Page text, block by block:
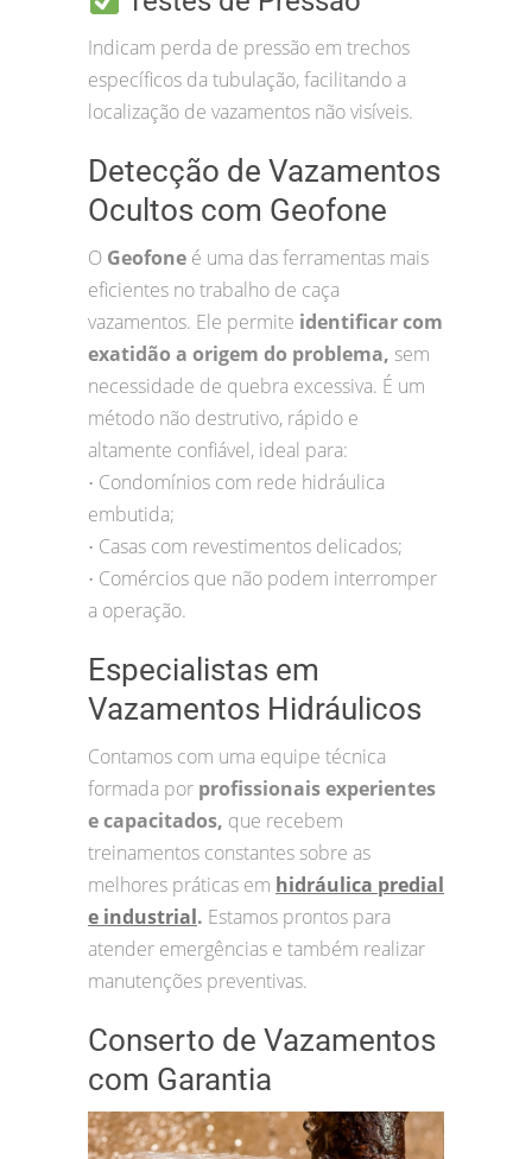
Indicam perda de pressão em trechos
específicos da tubulação, facilitando a
localização de vazamentos não visíveis.
Detecção de Vazamentos
Ocultos com Geofone
O Geofone é uma das ferramentas mais
eficientes no trabalho de caça
vazamentos. Ele permite identificar com
exatidão a origem do problema, sem
necessidade de quebra excessiva. É um
método não destrutivo, rápido e
altamente confiável, ideal para:
• Condomínios com rede hidráulica
embutida;
• Casas com revestimentos delicados;
• Comércios que não podem interromper
a operação.
Especialistas em
Vazamentos Hidráulicos
Contamos com uma equipe técnica
formada por profissionais experientes
e capacitados, que recebem
treinamentos constantes sobre as
melhores práticas em hidráulica predial
e industrial. Estamos prontos para
atender emergências e também realizar
manutenções preventivas.
Conserto de Vazamentos
com Garantia